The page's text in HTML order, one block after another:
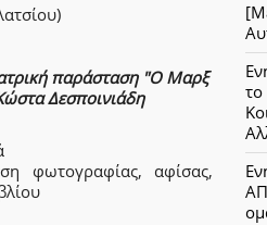
παράσταση "Ο Μαρξ
Δεσποινιάδη
φωτογραφίας, αφίσας,
το